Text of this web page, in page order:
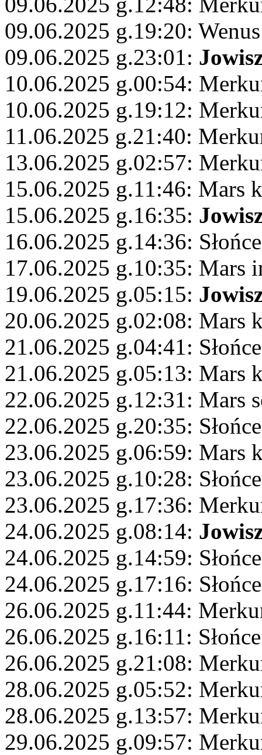
09.06.2025 g.19:20:
09.06.2025 g.23:01:
10.06.2025 g.00:54:
10.06.2025 g.19:12:
11.06.2025 g.21:40:
13.06.2025 g.02:57:
15.06.2025 g.11:46: Mars
15.06.2025 g.16:35:
16.06.2025 g.14:36:
17.06.2025 g.10:35: Mars
19.06.2025 g.05:15:
20.06.2025 g.02:08: Mars
21.06.2025 g.04:41:
21.06.2025 g.05:13: Mars
22.06.2025 g.12:31: Mars
22.06.2025 g.20:35:
23.06.2025 g.06:59: Mars
23.06.2025 g.10:28:
23.06.2025 g.17:36:
24.06.2025 g.08:14:
24.06.2025 g.14:59:
24.06.2025 g.17:16:
26.06.2025 g.11:44:
26.06.2025 g.16:11:
26.06.2025 g.21:08:
28.06.2025 g.05:52:
28.06.2025 g.13:57:
29.06.2025 g.09:57: